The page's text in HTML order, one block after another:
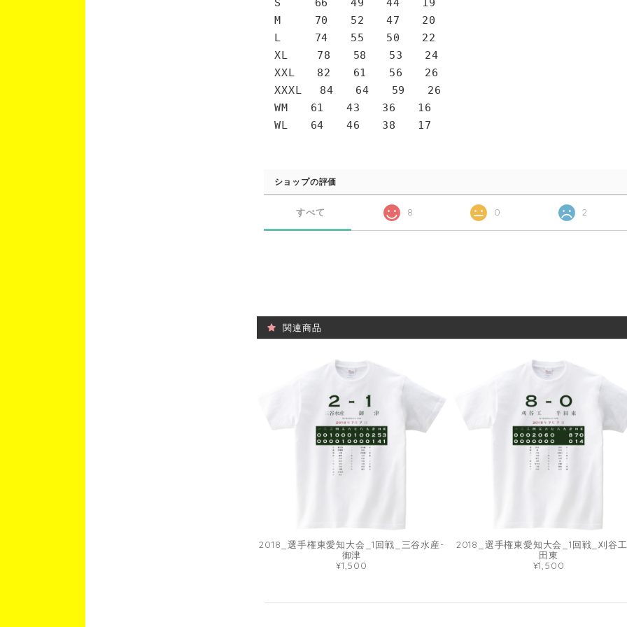
M 70 52 47 20
L 74 55 50 22
XL 78 58 53 24
XXL 82 61 56 26
XXXL 84 64 59 26
WM 61 43 36 16
WL 64 46 38 17
ショップの評価
すべて 8 0 2
関連商品
2018_選手権東愛知大会_1回戦_三谷水産-
御津
¥1,500
2018_選手権東愛知大会_1回戦_刈谷
田東
¥1,500